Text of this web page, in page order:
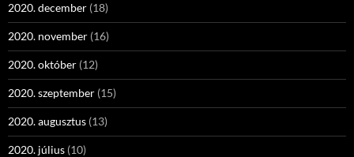
2020. december (18)
2020. november (16)
2020. október (12)
2020. szeptember (15)
2020. augusztus (13)
2020. július (10)